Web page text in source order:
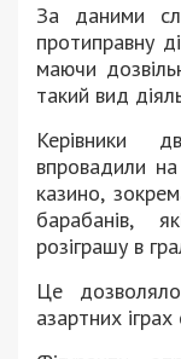
За даними
протиправну
маючи
такий вид
Керівники
впровадили на
казино,
барабанів,
розіграшу в
Це
азартних